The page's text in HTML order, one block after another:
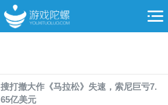
搜打撤大作《马拉松》失速，索尼巨亏7.
65亿美元